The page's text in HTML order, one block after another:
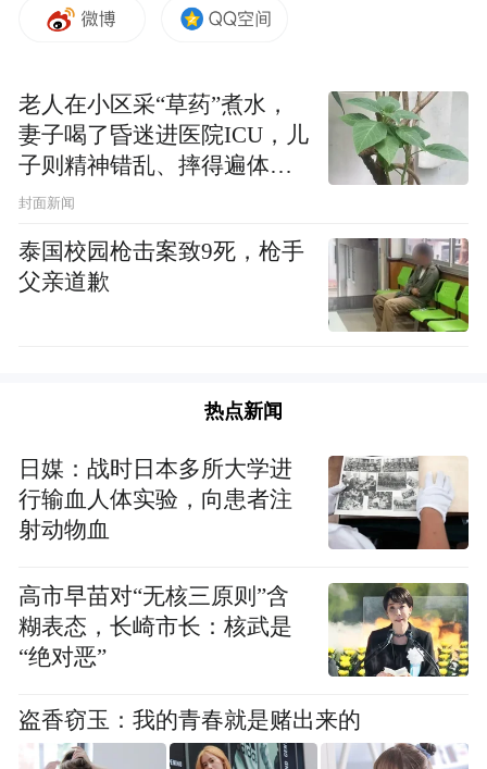
5月20日晚，第三届香港潜江龙虾节在香港尖
沙咀会堂开幕，逾千名香港市民体验到潜江
龙虾的独特魅力。
老人在小区采“草药”煮水，
妻子喝了昏迷进医院ICU，儿
子则精神错乱、摔得遍体鳞
伤
封面新闻
泰国校园枪击案致9死，枪手
父亲道歉
热点新闻
日媒：战时日本多所大学进
行输血人体实验，向患者注
射动物血
高市早苗对“无核三原则”含
糊表态，长崎市长：核武是
“绝对恶”
盗香窃玉：我的青春就是赌出来的